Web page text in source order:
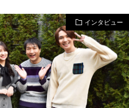
インタビュー